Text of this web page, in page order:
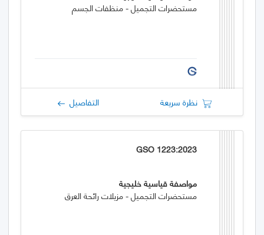
مستحضرات التجميل - منظفات الجسم
نظرة سريعة التفاصيل
GSO 1223:2023
مواصفة قياسية خليجية
مستحضرات التجميل - مزيلات رائحة العرق